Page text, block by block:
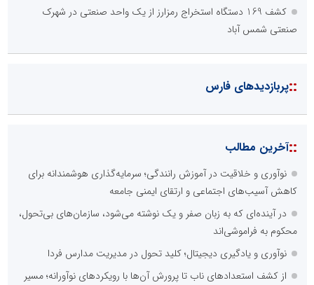
کشف 169 دستگاه استخراج رمزارز از یک واحد صنعتی در شهرک
صنعتی شمس آباد
::پربازدیدهای فارس
::آخرین مطالب
نوآوری و خلاقیت در آموزش رانندگی؛ سرمایه‌گذاری هوشمندانه برای
کاهش آسیب‌های اجتماعی و ارتقای ایمنی جامعه
در آینده‌ای که به زبان صفر و یک نوشته می‌شود، سازمان‌های بی‌تحول،
محکوم به فراموشی‌اند
نوآوری و یادگیری دیجیتال؛ کلید تحول در مدیریت مدارس فردا
از کشف استعدادهای ناب تا پرورش آن‌ها با رویکردهای نوآورانه؛ مسیر